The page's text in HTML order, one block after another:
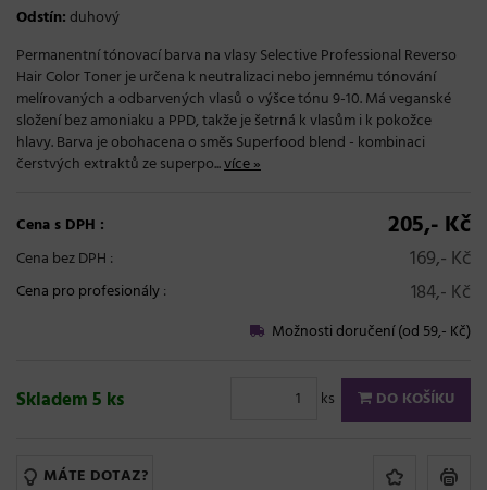
Odstín:duhový
Permanentní tónovací barva na vlasy Selective Professional Reverso
Hair Color Toner je určena k neutralizaci nebo jemnému tónování
melírovaných a odbarvených vlasů o výšce tónu 9-10. Má veganské
složení bez amoniaku a PPD, takže je šetrná k vlasům i k pokožce
hlavy. Barva je obohacena o směs Superfood blend - kombinaci
čerstvých extraktů ze superpo...více »
Cena s DPH : 205,- Kč
Cena bez DPH : 169,- Kč
Cena pro profesionály: 184,- Kč
Možnosti doručení (od 59,- Kč)
Skladem 5 ks ks DO KOŠÍKU
MÁTE DOTAZ?